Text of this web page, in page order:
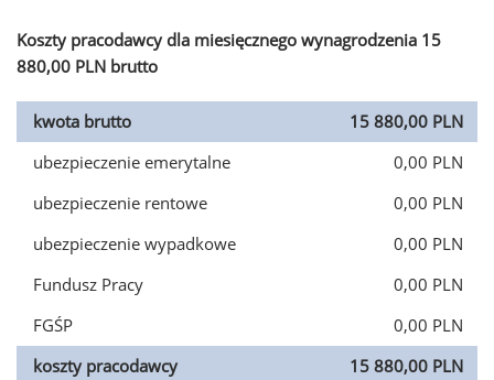
Koszty pracodawcy dla miesięcznego wynagrodzenia 15
880,00 PLN brutto
kwota brutto
15 880,00 PLN
ubezpieczenie emerytalne
0,00 PLN
ubezpieczenie rentowe
0,00 PLN
ubezpieczenie wypadkowe
0,00 PLN
Fundusz Pracy
0,00 PLN
FGŚP
0,00 PLN
koszty pracodawcy
15 880,00 PLN